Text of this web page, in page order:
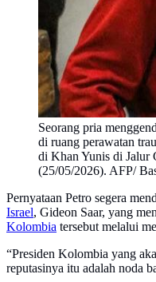
Seorang pria
di ruang perawatan
di Khan Yunis di Jalur
(25/05/2026). AFP/
Pernyataan Petro segera
Israel, Gideon Saar, yang
Kolombia tersebut melalui
“Presiden Kolombia yang
reputasinya itu adalah noda